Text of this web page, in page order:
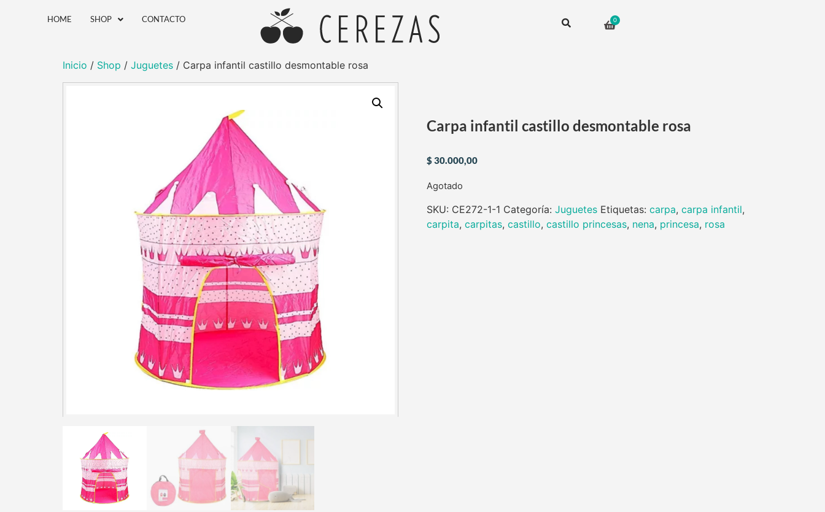
HOME SHOP CONTACTO
Inicio / Shop / Juguetes / Carpa infantil castillo desmontable rosa
Carpa infantil castillo desmontable rosa
$30.000,00
Agotado
SKU: CE272-1-1 Categoría: Juguetes Etiquetas: carpa, carpa infantil,
carpita, carpitas, castillo, castillo princesas, nena, princesa, rosa